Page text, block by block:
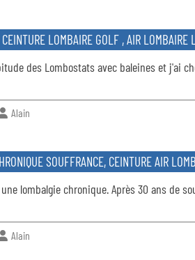
LOMBAIRE GOLF , AIR LOMBAIRE
des Lombostats avec baleines et j'ai
Alain
SOUFFRANCE, CEINTURE AIR
lombalgie chronique. Après 30 ans de
Alain